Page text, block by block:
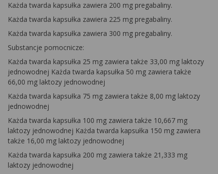
Każda twarda kapsułka zawiera 200 mg pregabaliny.
Każda twarda kapsułka zawiera 225 mg pregabaliny.
Każda twarda kapsułka zawiera 300 mg pregabaliny.
Substancje pomocnicze:
Każda twarda kapsułka 25 mg zawiera także 33,00 mg laktozy
jednowodnej Każda twarda kapsułka 50 mg zawiera także
66,00 mg laktozy jednowodnej
Każda twarda kapsułka 75 mg zawiera także 8,00 mg laktozy
jednowodnej
Każda twarda kapsułka 100 mg zawiera także 10,667 mg
laktozy jednowodnej Każda twarda kapsułka 150 mg zawiera
także 16,00 mg laktozy jednowodnej
Każda twarda kapsułka 200 mg zawiera także 21,333 mg
laktozy jednowodnej